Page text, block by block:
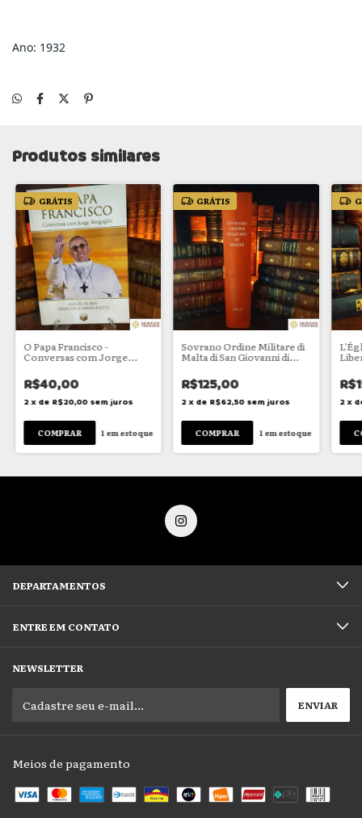
Ano: 1932
Produtos similares
GRÁTIS
O Papa Francisco -
Conversas com Jorge
R$40,00
2 x de R$20,00 sem juros
1 em estoque
GRÁTIS
Sovrano Ordine Militare di
Malta di San Giovanni di
Malta
R$125,00
2 x de R$62,50 sem juros
1 em estoque
2 x
DEPARTAMENTOS
ENTRE EM CONTATO
NEWSLETTER
Meios de pagamento